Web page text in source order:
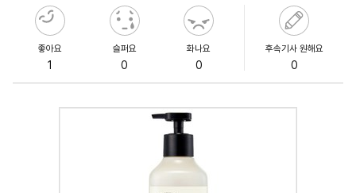
좋아요
1
슬퍼요
0
화나요
0
후속기사 원해요
0